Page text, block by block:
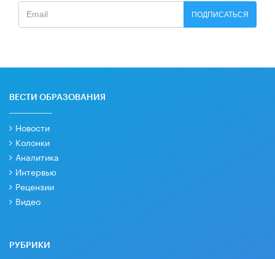
ПОДПИСАТЬСЯ
ВЕСТИ ОБРАЗОВАНИЯ
Новости
Колонки
Аналитика
Интервью
Рецензии
Видео
РУБРИКИ